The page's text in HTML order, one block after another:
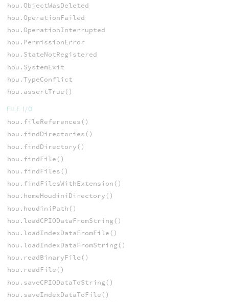
hou.ObjectWasDeleted
hou.OperationFailed
hou.OperationInterrupted
hou.PermissionError
hou.StateNotRegistered
hou.SystemExit
hou.TypeConflict
hou.assertTrue()
FILE I/O
hou.fileReferences()
hou.findDirectories()
hou.findDirectory()
hou.findFile()
hou.findFiles()
hou.findFilesWithExtension()
hou.homeHoudiniDirectory()
hou.houdiniPath()
hou.loadCPIODataFromString()
hou.loadIndexDataFromFile()
hou.loadIndexDataFromString()
hou.readBinaryFile()
hou.readFile()
hou.saveCPIODataToString()
hou.saveIndexDataToFile()